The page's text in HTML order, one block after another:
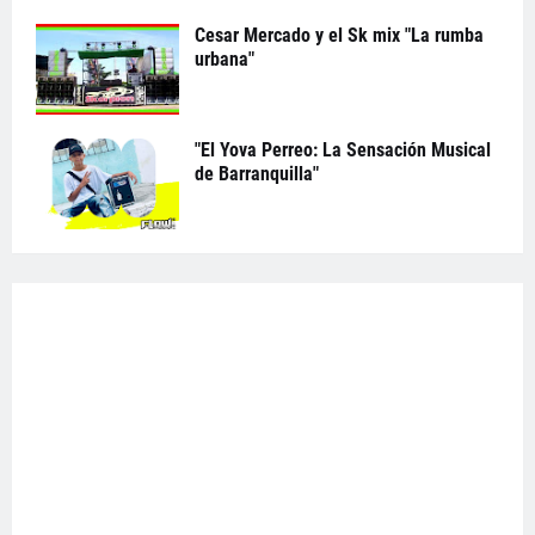
Cesar Mercado y el Sk mix "La rumba
urbana"
"El Yova Perreo: La Sensación Musical
de Barranquilla"